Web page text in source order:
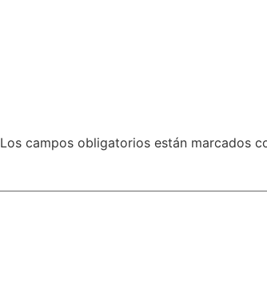
Los campos obligatorios están marcados